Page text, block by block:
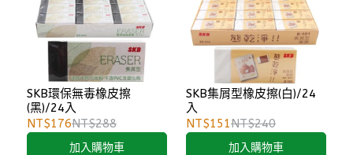
SKB環保無毒橡皮擦
(黑)/24入
NT$176NT$288
加入購物車
SKB集屑型橡皮擦(白)/24
入
NT$151NT$240
加入購物車